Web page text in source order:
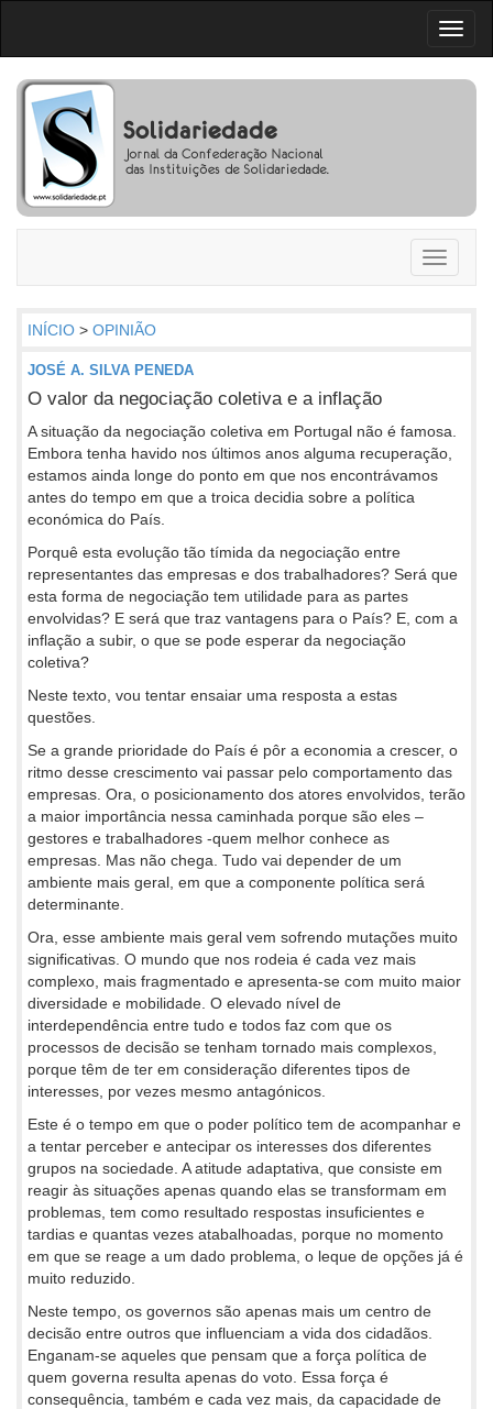
Toggle
INÍCIO > OPINIÃO
JOSÉ A. SILVA PENEDA
O valor da negociação coletiva e a inflação
A situação da negociação coletiva em Portugal não é famosa.
Embora tenha havido nos últimos anos alguma recuperação,
estamos ainda longe do ponto em que nos encontrávamos
antes do tempo em que a troica decidia sobre a política
económica do País.
Porquê esta evolução tão tímida da negociação entre
representantes das empresas e dos trabalhadores? Será que
esta forma de negociação tem utilidade para as partes
envolvidas? E será que traz vantagens para o País? E, com a
inflação a subir, o que se pode esperar da negociação
coletiva?
Neste texto, vou tentar ensaiar uma resposta a estas
questões.
Se a grande prioridade do País é pôr a economia a crescer, o
ritmo desse crescimento vai passar pelo comportamento das
empresas. Ora, o posicionamento dos atores envolvidos, terão
a maior importância nessa caminhada porque são eles –
gestores e trabalhadores -quem melhor conhece as
empresas. Mas não chega. Tudo vai depender de um
ambiente mais geral, em que a componente política será
determinante.
Ora, esse ambiente mais geral vem sofrendo mutações muito
significativas. O mundo que nos rodeia é cada vez mais
complexo, mais fragmentado e apresenta-se com muito maior
diversidade e mobilidade. O elevado nível de
interdependência entre tudo e todos faz com que os
processos de decisão se tenham tornado mais complexos,
porque têm de ter em consideração diferentes tipos de
interesses, por vezes mesmo antagónicos.
Este é o tempo em que o poder político tem de acompanhar e
a tentar perceber e antecipar os interesses dos diferentes
grupos na sociedade. A atitude adaptativa, que consiste em
reagir às situações apenas quando elas se transformam em
problemas, tem como resultado respostas insuficientes e
tardias e quantas vezes atabalhoadas, porque no momento
em que se reage a um dado problema, o leque de opções já é
muito reduzido.
Neste tempo, os governos são apenas mais um centro de
decisão entre outros que influenciam a vida dos cidadãos.
Enganam-se aqueles que pensam que a força política de
quem governa resulta apenas do voto. Essa força é
consequência, também e cada vez mais, da capacidade de